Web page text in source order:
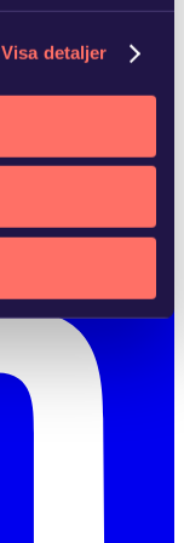
Visa detaljer